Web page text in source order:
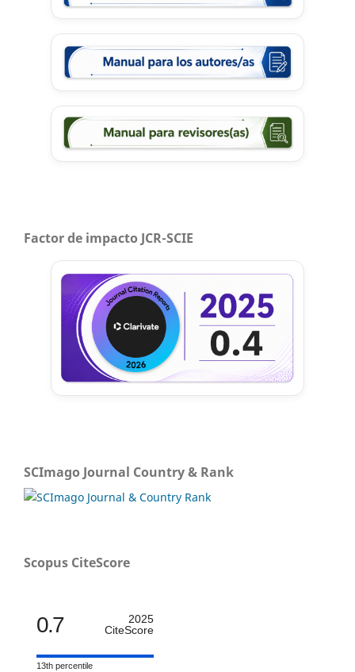
Factor de impacto JCR-SCIE
SCImago Journal Country & Rank
Scopus CiteScore
0.7
2025
CiteScore
13th percentile